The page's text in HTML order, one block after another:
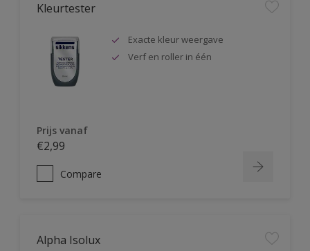
Kleurtester
Exacte kleur weergave
Verf en roller in één
Prijs vanaf
€2,99
Compare
Alpha Isolux